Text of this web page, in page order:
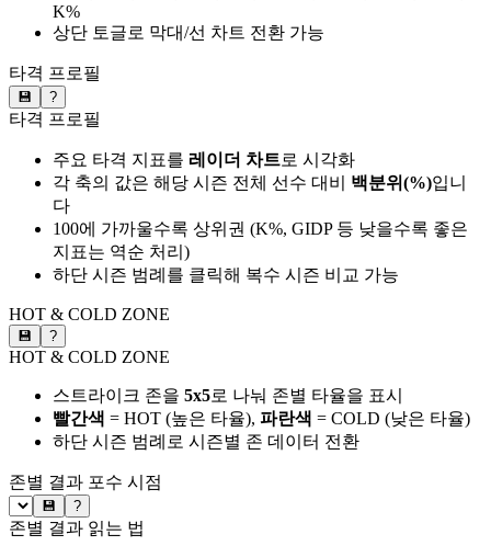
K%
상단 토글로 막대/선 차트 전환 가능
타격 프로필
💾 ?
타격 프로필
주요 타격 지표를 레이더 차트로 시각화
각 축의 값은 해당 시즌 전체 선수 대비 백분위(%)입니
다
100에 가까울수록 상위권 (K%, GIDP 등 낮을수록 좋은
지표는 역순 처리)
하단 시즌 범례를 클릭해 복수 시즌 비교 가능
HOT & COLD ZONE
💾 ?
HOT & COLD ZONE
스트라이크 존을 5x5로 나눠 존별 타율을 표시
빨간색 = HOT (높은 타율), 파란색 = COLD (낮은 타율)
하단 시즌 범례로 시즌별 존 데이터 전환
존별 결과 포수 시점
💾 ?
존별 결과 읽는 법